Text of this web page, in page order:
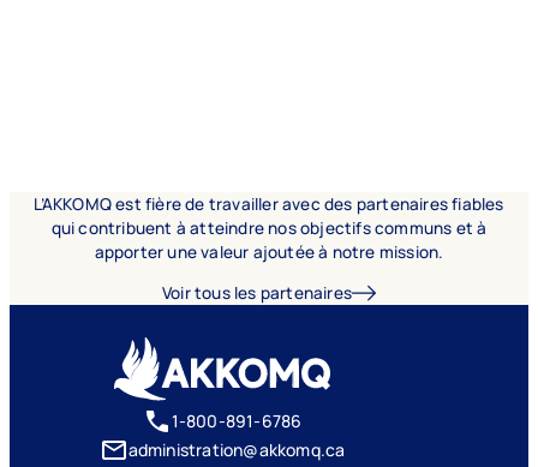
L’AKKOMQ est fière de travailler avec des partenaires fiables
qui contribuent à atteindre nos objectifs communs et à
apporter une valeur ajoutée à notre mission.
Voir tous les partenaires
1-800-891-6786
administration@akkomq.ca